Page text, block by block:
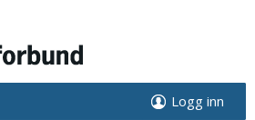
Logg inn